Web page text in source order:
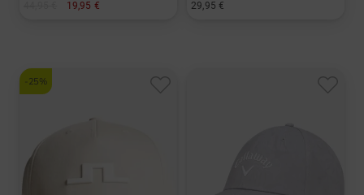
19,95 € 29,95 €
-25%